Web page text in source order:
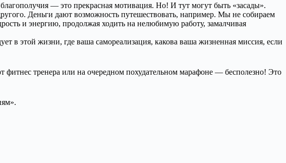
— это прекрасная мотивация. Но! И тут могут быть «засады».
Деньги дают возможность путешествовать, например. Мы не собираем
и энергию, продолжая ходить на нелюбимую работу, замалчивая
в этой жизни, где ваша самореализация, какова ваша жизненная миссия, если
тренера или на очередном похудательном марафоне — бесполезно! Это